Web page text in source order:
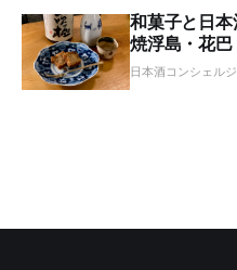
和菓子と日
焼浮島・花
日本酒コンシェル